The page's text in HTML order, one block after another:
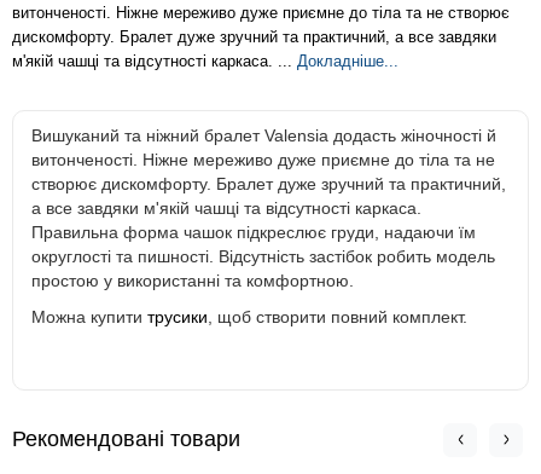
витонченості. Ніжне мереживо дуже приємне до тіла та не створює
дискомфорту. Бралет дуже зручний та практичний, а все завдяки
м'якій чашці та відсутності каркаса. ... Докладніше...
Вишуканий та ніжний бралет Valensia додасть жіночності й
витонченості. Ніжне мереживо дуже приємне до тіла та не
створює дискомфорту. Бралет дуже зручний та практичний,
а все завдяки м'якій чашці та відсутності каркаса.
Правильна форма чашок підкреслює груди, надаючи їм
округлості та пишності. Відсутність застібок робить модель
простою у використанні та комфортною.
Можна купити трусики , щоб створити повний комплект.
Рекомендовані товари